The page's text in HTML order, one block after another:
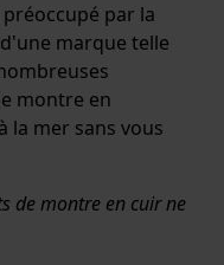
par la
marque telle
montre en
la mer sans vous
de montre en cuir ne